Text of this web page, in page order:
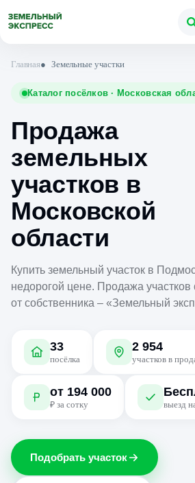
Главная● Земельные участки
Каталог посёлков · Московская
Продажа
земельных
участков в
Московской
области
Купить земельный участок в
недорогой цене. Продажа
от собственника – «Земельный
33
посёлка
2 954
участков в
от 194 000
₽ за сотку выезд
Подобрать участок